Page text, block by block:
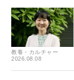
教養・カルチャー
2026.08.08